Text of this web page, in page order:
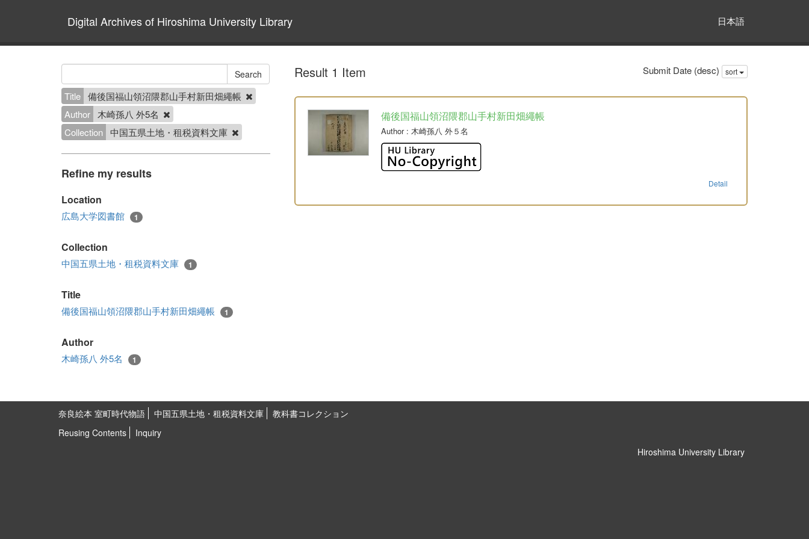
Digital Archives of Hiroshima University Library 日本語
Title 備後国福山領沼隈郡山手村新田畑繩帳
Author
木崎孫八 外5名
Collection 中国五県土地・租税資料文庫
Refine my results
Location
広島大学図書館 1
Collection
中国五県土地・租税資料文庫 1
Title
備後国福山領沼隈郡山手村新田畑繩帳 1
Author
木崎孫八 外5名 1
Result 1 Item Submit Date (desc) sort
備後国福山領沼隈郡山手村新田畑繩帳
Author: 木崎孫八 外５名
Detail
奈良絵本 室町時代物語 中国五県土地・租税資料文庫
教科書コレクション
Reusing Contents
Inquiry
Hiroshima University Library